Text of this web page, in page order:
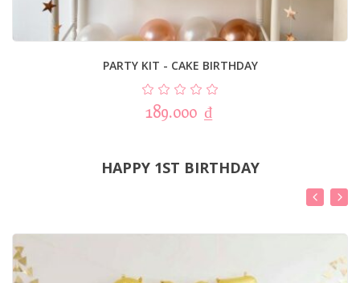
PARTY KIT - CAKE BIRTHDAY
189.000 ₫
HAPPY 1ST BIRTHDAY